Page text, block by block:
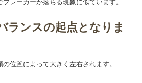
レーカーが落ちる現象に似ています。
ランスの起点となりま
位置によって大きく左右されます。